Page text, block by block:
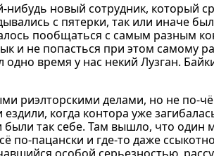
нибудь новый сотрудник, который
с пятерки, так или иначе
пообщаться с самым разным
и не попасться при этом самому
время у нас некий Лузган.
риэлторскими делами, но не по-
когда контора уже
так себе. Там вышло, что
по-пацански и где-то даже